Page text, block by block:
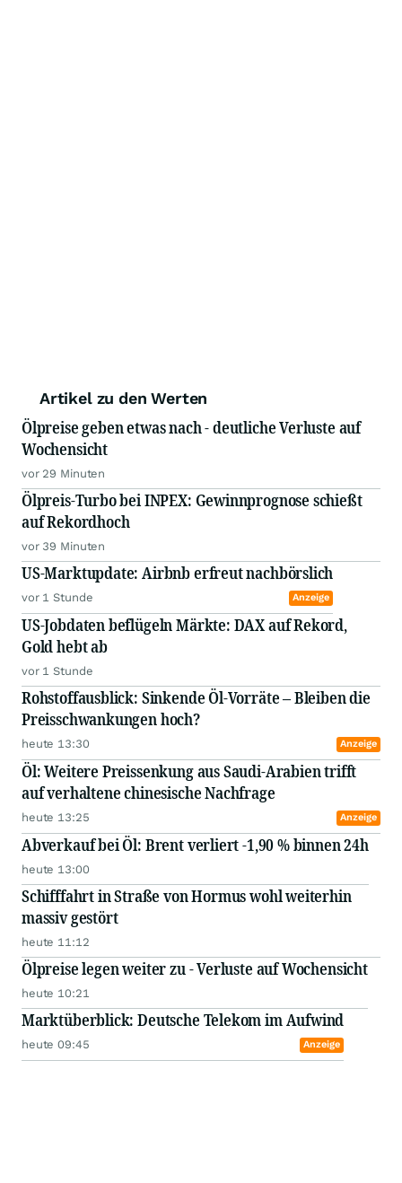
Artikel zu den Werten
Ölpreise geben etwas nach - deutliche Verluste auf
Wochensicht
vor 29 Minuten
Ölpreis-Turbo bei INPEX: Gewinnprognose schießt
auf Rekordhoch
vor 39 Minuten
US-Marktupdate: Airbnb erfreut nachbörslich
vor 1 Stunde Anzeige
US-Jobdaten beflügeln Märkte: DAX auf Rekord,
Gold hebt ab
vor 1 Stunde
Rohstoffausblick: Sinkende Öl-Vorräte – Bleiben die
Preisschwankungen hoch?
heute 13:30 Anzeige
Öl: Weitere Preissenkung aus Saudi-Arabien trifft
auf verhaltene chinesische Nachfrage
heute 13:25 Anzeige
Abverkauf bei Öl: Brent verliert -1,90 % binnen 24h
heute 13:00
Schifffahrt in Straße von Hormus wohl weiterhin
massiv gestört
heute 11:12
Ölpreise legen weiter zu - Verluste auf Wochensicht
heute 10:21
Marktüberblick: Deutsche Telekom im Aufwind
heute 09:45 Anzeige